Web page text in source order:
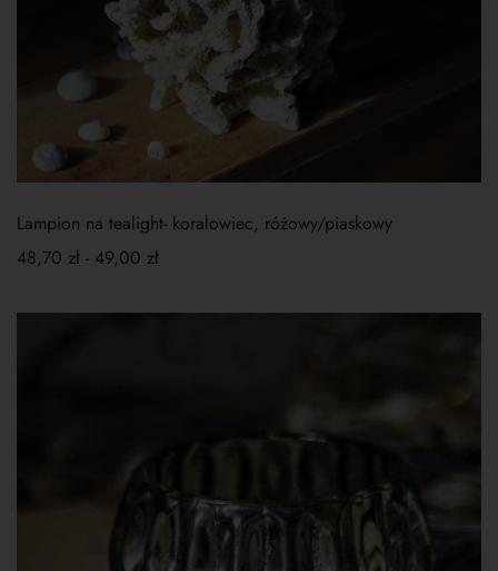
Lampion na tealight- koralowiec, różowy/piaskowy
48,70 zł - 49,00 zł